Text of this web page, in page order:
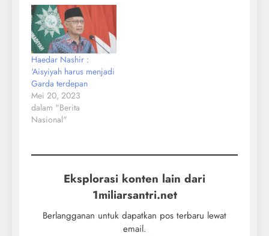
Haedar Nashir :
‘Aisyiyah harus menjadi
Garda terdepan
Mei 20, 2023
dalam "Berita
Nasional"
Eksplorasi konten lain dari
1miliarsantri.net
Berlangganan untuk dapatkan pos terbaru lewat
email.